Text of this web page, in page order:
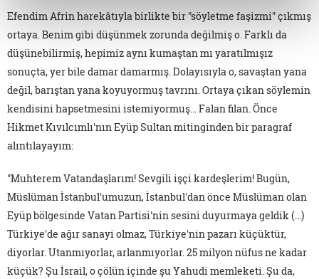
Efendim Afrin harekâtıyla birlikte bir "söyletme faşizmi" çıkmış
ortaya. Benim gibi düşünmek zorunda değilmiş o. Farklı da
düşünebilirmiş, hepimiz aynı kumaştan mı yaratılmışız
sonuçta, yer bile damar damarmış. Dolayısıyla o, savaştan yana
değil, barıştan yana koyuyormuş tavrını. Ortaya çıkan söylemin
kendisini hapsetmesini istemiyormuş… Falan filan. Önce
Hikmet Kıvılcımlı'nın Eyüp Sultan mitinginden bir paragraf
alıntılayayım:
"Muhterem Vatandaşlarım! Sevgili işçi kardeşlerim! Bugün,
Müslüman İstanbul'umuzun, İstanbul'dan önce Müslüman olan
Eyüp bölgesinde Vatan Partisi'nin sesini duyurmaya geldik (…)
Türkiye'de ağır sanayi olmaz, Türkiye'nin pazarı küçüktür,
diyorlar. Utanmıyorlar, arlanmıyorlar. 25 milyon nüfus ne kadar
küçük? Şu İsrail, o çölün içinde şu Yahudi memleketi. Şu da,